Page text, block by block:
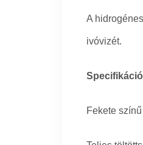
A
ivóvizét.
Specifikáció
Fekete színű